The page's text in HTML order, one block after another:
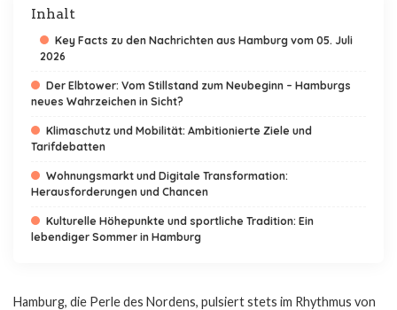
Inhalt
Key Facts zu den Nachrichten aus Hamburg vom 05. Juli
2026
Der Elbtower: Vom Stillstand zum Neubeginn – Hamburgs
neues Wahrzeichen in Sicht?
Klimaschutz und Mobilität: Ambitionierte Ziele und
Tarifdebatten
Wohnungsmarkt und Digitale Transformation:
Herausforderungen und Chancen
Kulturelle Höhepunkte und sportliche Tradition: Ein
lebendiger Sommer in Hamburg
Hamburg, die Perle des Nordens, pulsiert stets im Rhythmus von